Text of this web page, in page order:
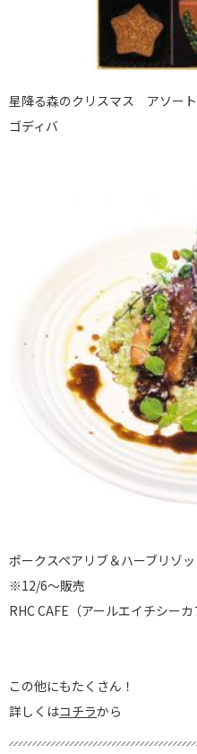
星降る森のクリスマス アソー
ゴディバ
ポークスペアリブ＆ハーブリゾ
※12/6～販売
RHC CAFE（アールエイチシーカ
この他にもたくさん！
詳しくはコチラから